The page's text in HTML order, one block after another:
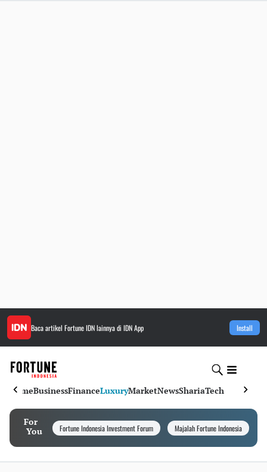
Baca artikel Fortune IDNlainnya di IDN App Install
HomeBusinessFinanceLuxuryMarketNewsShariaTech
For
You
Fortune Indonesia Investment Forum Majalah Fortune Indonesia